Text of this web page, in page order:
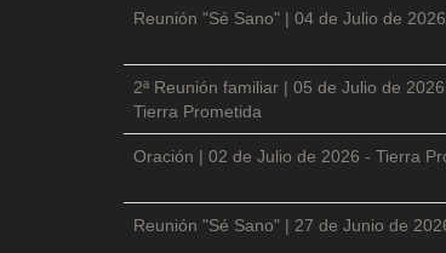
Reunión "Sé Sano" | 04 de Julio de
2ª Reunión familiar | 05 de Julio de
Tierra Prometida
Oración | 02 de Julio de 2026 - Tierra
Reunión "Sé Sano" | 27 de Junio de